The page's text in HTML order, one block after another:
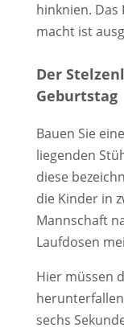
hinknien. Das
macht ist
Der
Geburtstag
Bauen Sie
liegenden
diese
die Kinder in
Mannschaft
Laufdosen
Hier müssen
sechs